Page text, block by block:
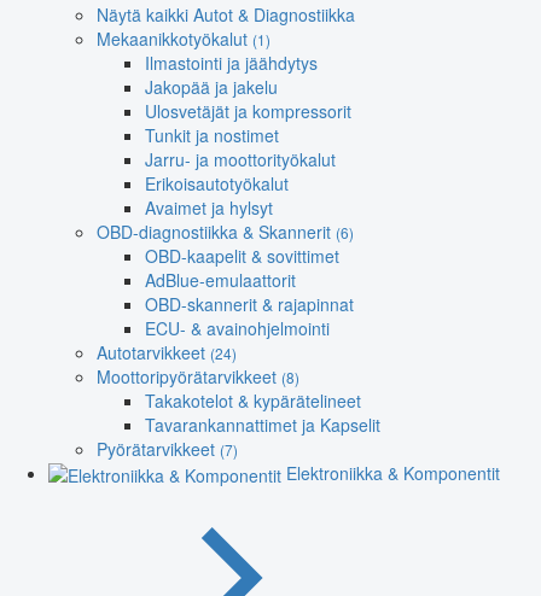
Näytä kaikki Autot & Diagnostiikka
Mekaanikkotyökalut (1)
Ilmastointi ja jäähdytys
Jakopää ja jakelu
Ulosvetäjät ja kompressorit
Tunkit ja nostimet
Jarru- ja moottorityökalut
Erikoisautotyökalut
Avaimet ja hylsyt
OBD-diagnostiikka & Skannerit (6)
OBD-kaapelit & sovittimet
AdBlue-emulaattorit
OBD-skannerit & rajapinnat
ECU- & avainohjelmointi
Autotarvikkeet (24)
Moottoripyörätarvikkeet (8)
Takakotelot & kypärätelineet
Tavarankannattimet ja Kapselit
Pyörätarvikkeet (7)
Elektroniikka & Komponentit